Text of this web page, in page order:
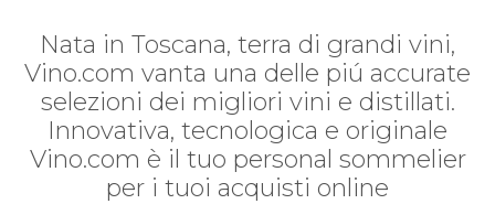
Nata in Toscana, terra di grandi vini,
Vino.com vanta una delle piú accurate
selezioni dei migliori vini e distillati.
Innovativa, tecnologica e originale
Vino.com è il tuo personal sommelier
per i tuoi acquisti online